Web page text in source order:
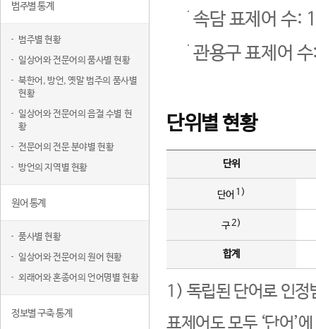
범주별 통계
범주별 현황
일상어와 전문어의 품사별 현황
북한어, 방언, 옛말 범주의 품사별
현황
일상어와 전문어의 음절 수별 현
황
전문어의 전문 분야별 현황
방언의 지역별 현황
원어 통계
품사별 현황
일상어와 전문어의 원어 현황
외래어와 혼종어의 언어명별 현황
정보별 구축 통계
속담 표제어 수:
관용구 표제어
단위별 현황
단위
단어 1)
구2)
합계
1) 독립된 단어로 인정
표제어도 모두 ‘단어’